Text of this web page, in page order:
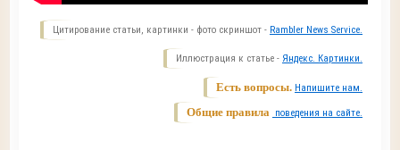
Цитирование статьи, картинки - фото скриншот - Rambler News Service.
Иллюстрация к статье - Яндекс. Картинки.
Есть вопросы. Напишите нам.
Общие правила поведения на сайте.